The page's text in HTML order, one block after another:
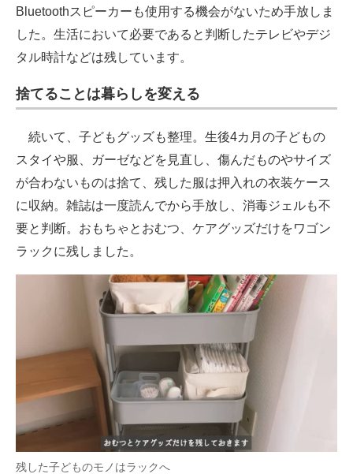
Bluetoothスピーカーも使用する機会がないため手放しま
した。生活において必要であると判断したテレビやデジ
タル時計などは残しています。
捨てることは暮らしを変える
続いて、子どもグッズも整理。生後4カ月の子どもの
スタイや服、ガーゼなどを見直し、傷んだものやサイズ
が合わないものは捨て、残した服は押入れの衣装ケース
に収納。雑誌は一度読んでから手放し、消毒ジェルも不
要と判断。おもちゃとおむつ、ケアグッズだけをワゴン
ラックに残しました。
残した子どものモノはラックへ